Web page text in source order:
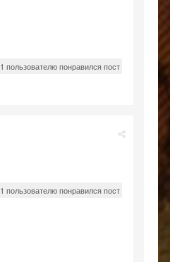
1 пользователю понравился пост
1 пользователю понравился пост